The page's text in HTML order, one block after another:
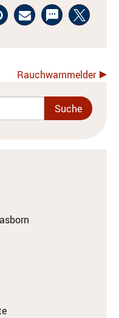
Rauchwarnmelder